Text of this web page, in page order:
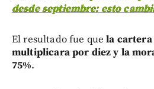
desde septiembre: esto
El resultado fue quela
multiplicara por diez y la
75%.